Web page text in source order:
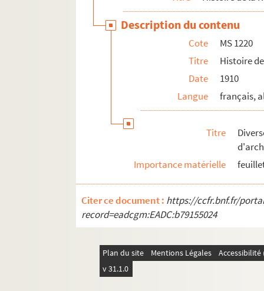
MS 1234. Révolution en Alsace 1795 (2)
MS 1235. Révolution en Alsace 1796
MS 1236. Révolution en Alsace 1797
MS 1237. Révolution en Alsace 1798
MS 1238. Révolution en Alsace 1799
MS 1239. Révolution en Alsace Notes
MS 1240. Révolution en Alsace Notes
MS 1294. Correspondance entre Berger-
MS 1429. Papiers et notes de famille - famille
Description du contenu
Cote
MS 1220
Titre
Histoire
Date
1910
Langue
français,
Titre
Importance matérielle
Citer ce document : https://ccfr.bnf.fr/
record=eadcgm:EADC:b79155024
Plan du site Mentions Légales
v 31.1.0